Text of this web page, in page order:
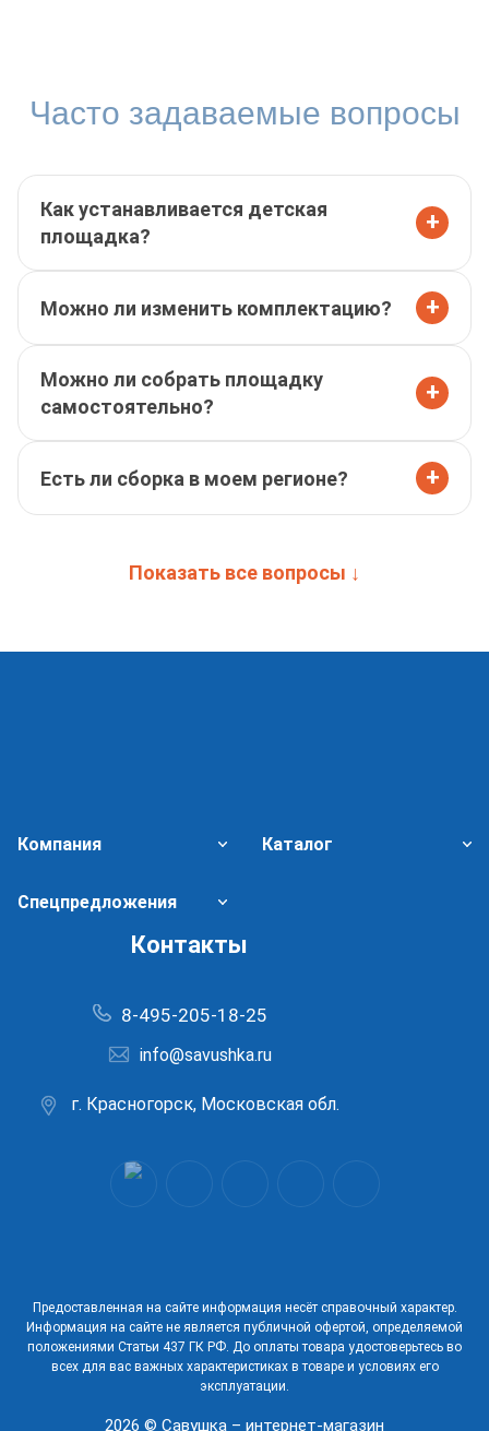
Часто задаваемые вопросы
Как устанавливается детская
площадка?
+
Можно ли изменить комплектацию? +
Можно ли собрать площадку
самостоятельно?
+
Есть ли сборка в моем регионе? +
Показать все вопросы ↓
Компания Каталог
Спецпредложения
Контакты
8-495-205-18-25
info@savushka.ru
г. Красногорск, Московская обл.
Предоставленная на сайте информация несёт справочный характер.
Информация на сайте не является публичной офертой, определяемой
положениями Статьи 437 ГК РФ. До оплаты товара удостоверьтесь во
всех для вас важных характеристиках в товаре и условиях его
эксплуатации.
2026 © Савушка – интернет-магазин